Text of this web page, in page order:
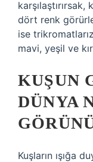
dört renk
ise
mavi, yeşil ve
KUŞUN
DÜNYA
Kuşların ışığa